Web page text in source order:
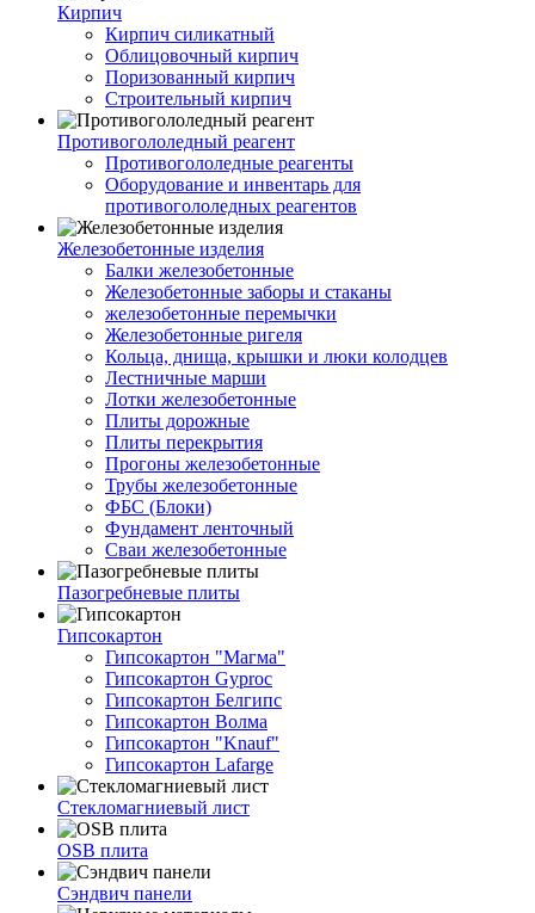
Кирпич
Кирпич силикатный
Облицовочный кирпич
Поризованный кирпич
Строительный кирпич
Противогололедный реагент
Противогололедные реагенты
Оборудование и инвентарь для
противогололедных реагентов
Железобетонные изделия
Балки железобетонные
Железобетонные заборы и стаканы
железобетонные перемычки
Железобетонные ригеля
Кольца, днища, крышки и люки колодцев
Лестничные марши
Лотки железобетонные
Плиты дорожные
Плиты перекрытия
Прогоны железобетонные
Трубы железобетонные
ФБС (Блоки)
Фундамент ленточный
Сваи железобетонные
Пазогребневые плиты
Гипсокартон
Гипсокартон "Магма"
Гипсокартон Gyproc
Гипсокартон Белгипс
Гипсокартон Волма
Гипсокартон "Knauf"
Гипсокартон Lafarge
Стекломагниевый лист
OSB плита
Сэндвич панели